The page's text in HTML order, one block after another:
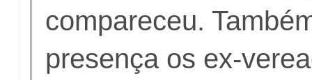
compareceu.
presença os ex-